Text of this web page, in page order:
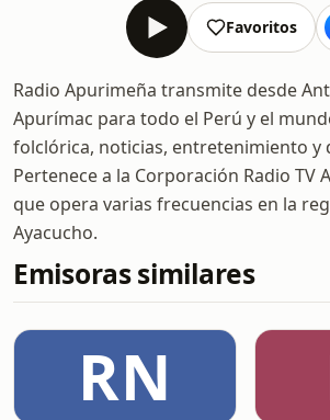
Favoritos
Radio Apurimeña transmite desde
Apurímac para todo el Perú y el
folclórica, noticias, entretenimiento y
Pertenece a la Corporación Radio TV
que opera varias frecuencias en la
Ayacucho.
Emisoras similares
RN